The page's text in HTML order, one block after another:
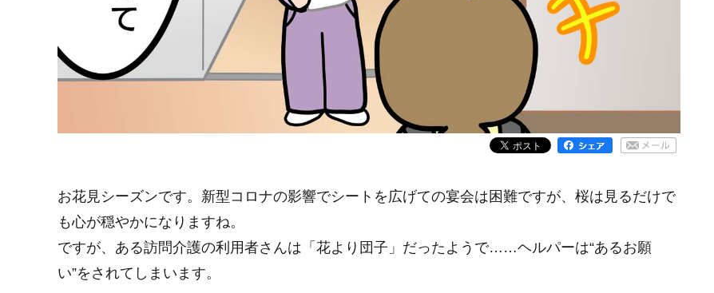
お花見シーズンです。新型コロナの影響でシートを広げての宴会は困難ですが、桜は見るだけで
も心が穏やかになりますね。
ですが、ある訪問介護の利用者さんは「花より団子」だったようで……ヘルパーは“あるお願
い”をされてしまいます。